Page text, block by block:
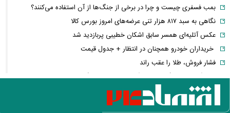
بمب فسفری چیست و چرا در برخی از جنگ‌ها از آن استفاده می‌کنند؟
نگاهی به سبد ۸۱۷ هزار تنی عرضه‌های امروز بورس کالا
عکس آتلیه‌ای همسر سابق اشکان خطیبی پربازدید شد
خریداران خودرو همچنان در انتظار + جدول قیمت
فشار فروش، طلا را عقب راند
۶ ویژگی سامسونگ که هیچ گوشی اندرویدی دیگری ندارد
تنها عامل شاد بودن در زندگی کشف شد
ترلان پروانه و شروین حاجی‌پور از هم جدا شدند! + فیلم